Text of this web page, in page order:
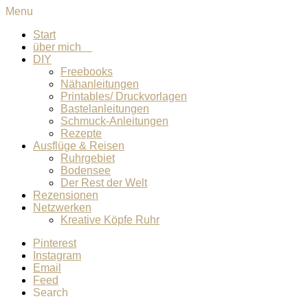
Menu
Start
über mich
DIY
Freebooks
Nähanleitungen
Printables/ Druckvorlagen
Bastelanleitungen
Schmuck-Anleitungen
Rezepte
Ausflüge & Reisen
Ruhrgebiet
Bodensee
Der Rest der Welt
Rezensionen
Netzwerken
Kreative Köpfe Ruhr
Pinterest
Instagram
Email
Feed
Search